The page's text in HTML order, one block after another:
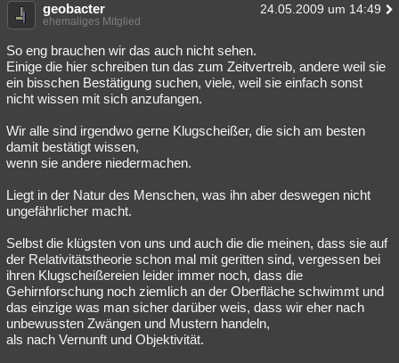
geobacter 24.05.2009 um 14:49
ehemaliges Mitglied
So eng brauchen wir das auch nicht sehen.
Einige die hier schreiben tun das zum Zeitvertreib, andere weil sie
ein bisschen Bestätigung suchen, viele, weil sie einfach sonst
nicht wissen mit sich anzufangen.
Wir alle sind irgendwo gerne Klugscheißer, die sich am besten
damit bestätigt wissen,
wenn sie andere niedermachen.
Liegt in der Natur des Menschen, was ihn aber deswegen nicht
ungefährlicher macht.
Selbst die klügsten von uns und auch die die meinen, dass sie auf
der Relativitätstheorie schon mal mit geritten sind, vergessen bei
ihren Klugscheißereien leider immer noch, dass die
Gehirnforschung noch ziemlich an der Oberfläche schwimmt und
das einzige was man sicher darüber weis, dass wir eher nach
unbewussten Zwängen und Mustern handeln,
als nach Vernunft und Objektivität.